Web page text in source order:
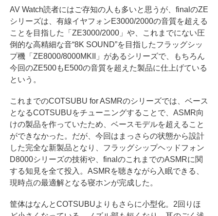
AV Watch読者にはご存知の人も多いと思うが、finalのZE
シリーズは、有線イヤフォンE3000/2000の音質を超える
ことを目指した「ZE3000/2000」や、これまでにない圧
倒的な高精細な音“8K SOUND”を目指したフラッグシッ
プ機「ZE8000/8000MKII」があるシリーズで、もちろん
今回のZE500もE500の音質を超えた製品に仕上げている
という。
これまでのCOTSUBU for ASMRのシリーズでは、ベース
となるCOTSUBUをチューニングすることで、ASMR向
けの製品を作っていたため、ベースモデルを超えること
ができなかった。だが、今回はまっさらの状態から設計
した完全な新製品となり、フラッグシップヘッドフォン
D8000シリーズの技術や、finalのこれまでのASMRに関
する知見を全て投入。ASMRを聴きながら入眠できる、
現時点の最適解となる寝ホンが完成した。
筐体はなんとCOTSUBUよりもさらに小型化。2回りほ